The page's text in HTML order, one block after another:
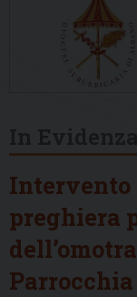
Intervento
preghiera